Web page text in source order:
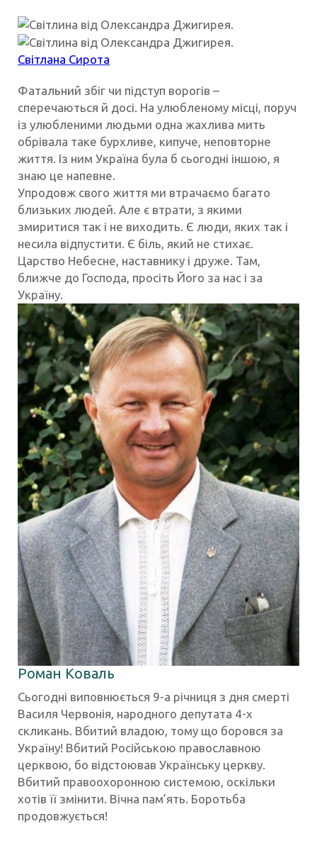
Світлана Сирота
Фатальний збіг чи підступ ворогів –
сперечаються й досі. На улюбленому місці, поруч
із улюбленими людьми одна жахлива мить
обрівала таке бурхливе, кипуче, неповторне
життя. Із ним Україна була б сьогодні іншою, я
знаю це напевне.
Упродовж свого життя ми втрачаємо багато
близьких людей. Але є втрати, з якими
змиритися так і не виходить. Є люди, яких так і
несила відпустити. Є біль, який не стихає.
Царство Небесне, наставнику і друже. Там,
ближче до Господа, просіть Його за нас і за
Україну.
Роман Коваль
Сьогодні виповнюється 9-а річниця з дня смерті
Василя Червонія, народного депутата 4-х
скликань. Вбитий владою, тому що боровся за
Україну! Вбитий Російською православною
церквою, бо відстоював Українську церкву.
Вбитий правоохоронною системою, оскільки
хотів її змінити. Вічна пам’ять. Боротьба
продовжується!